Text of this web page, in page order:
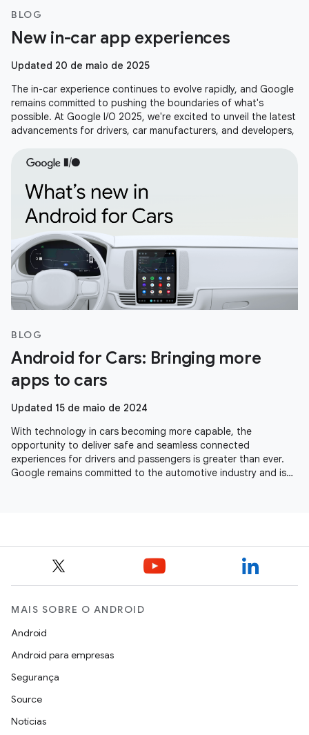
BLOG
New in-car app experiences
Updated 20 de maio de 2025
The in-car experience continues to evolve rapidly, and Google
remains committed to pushing the boundaries of what's
possible. At Google I/O 2025, we're excited to unveil the latest
advancements for drivers, car manufacturers, and developers,
BLOG
Android for Cars: Bringing more
apps to cars
Updated 15 de maio de 2024
With technology in cars becoming more capable, the
opportunity to deliver safe and seamless connected
experiences for drivers and passengers is greater than ever.
Google remains committed to the automotive industry and is
MAIS SOBRE O ANDROID
Android
Android para empresas
Segurança
Source
Notícias